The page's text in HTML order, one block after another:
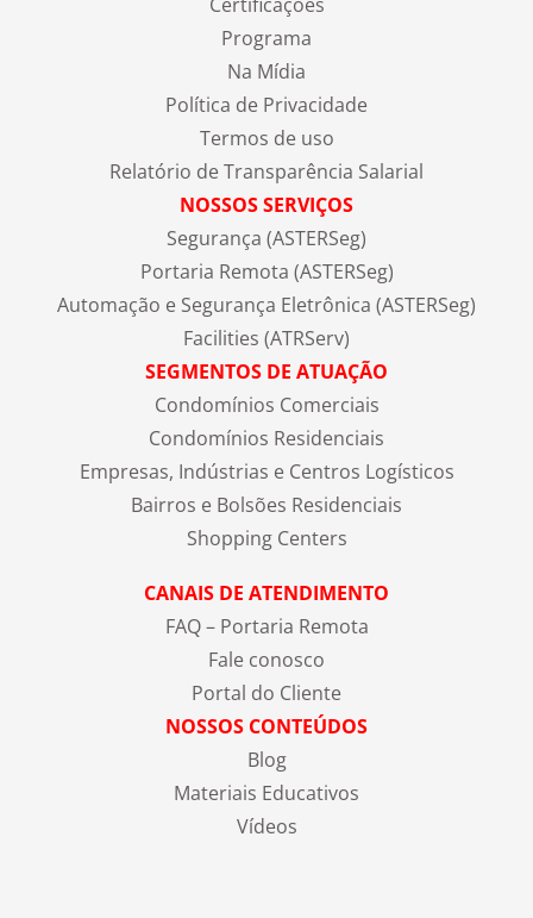
Programa
Na Mídia
Política de Privacidade
Termos de uso
Relatório de Transparência Salarial
NOSSOS SERVIÇOS
Segurança (ASTERSeg)
Portaria Remota (ASTERSeg)
Automação e Segurança Eletrônica (ASTERSeg)
Facilities (ATRServ)
SEGMENTOS DE ATUAÇÃO
Condomínios Comerciais
Condomínios Residenciais
Empresas, Indústrias e Centros Logísticos
Bairros e Bolsões Residenciais
Shopping Centers
CANAIS DE ATENDIMENTO
FAQ – Portaria Remota
Fale conosco
Portal do Cliente
NOSSOS CONTEÚDOS
Blog
Materiais Educativos
Vídeos